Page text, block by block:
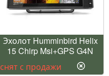
Эхолот Humminbird Helix
15 Chirp Msi+GPS G4N
снят с продажи